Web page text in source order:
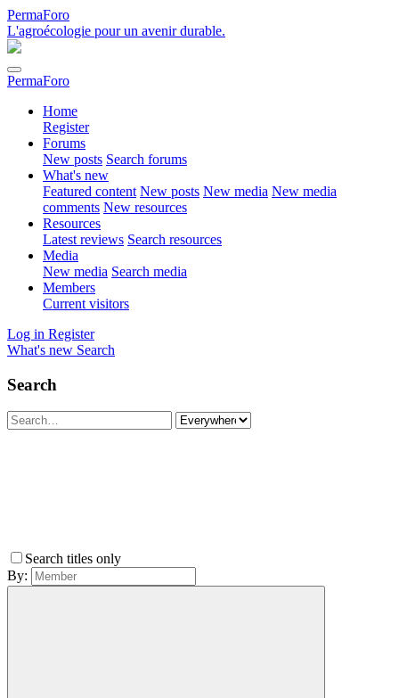
PermaForo
L'agroécologie pour un avenir durable.
PermaForo
Home
Register
Forums
New posts Search forums
What's new
Featured content New posts New media New media
comments New resources
Resources
Latest reviews Search resources
Media
New media Search media
Members
Current visitors
Log in Register
What's new Search
Search
Search titles only
By: